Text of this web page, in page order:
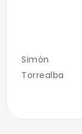
Simón
Torrealba